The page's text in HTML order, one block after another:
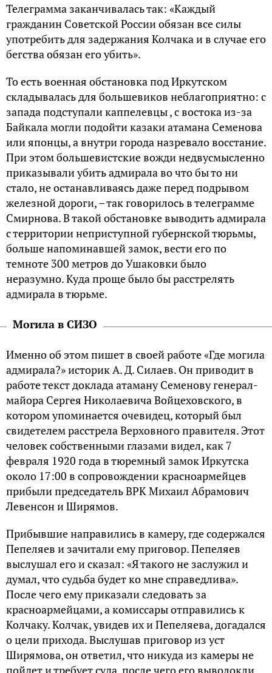
Телеграмма заканчивалась так: «Каждый
гражданин Советской России обязан все силы
употребить для задержания Колчака и в случае его
бегства обязан его убить».
То есть военная обстановка под Иркутском
складывалась для большевиков неблагоприятно: с
запада подступали каппелевцы , с востока из-за
Байкала могли подойти казаки атамана Семенова
или японцы, а внутри города назревало восстание.
При этом большевистские вожди недвусмысленно
приказывали убить адмирала во что бы то ни
стало, не останавливаясь даже перед подрывом
железной дороги, – так говорилось в телеграмме
Смирнова. В такой обстановке выводить адмирала
с территории неприступной губернской тюрьмы,
больше напоминавшей замок, вести его по
темноте 300 метров до Ушаковки было
неразумно. Куда проще было бы расстрелять
адмирала в тюрьме.
Могила в СИЗО
Именно об этом пишет в своей работе «Где могила
адмирала?» историк А. Д. Силаев. Он приводит в
работе текст доклада атаману Семенову генерал-
майора Сергея Николаевича Войцеховского, в
котором упоминается очевидец, который был
свидетелем расстрела Верховного правителя. Этот
человек собственными глазами видел, как 7
февраля 1920 года в тюремный замок Иркутска
около 17:00 в сопровождении красноармейцев
прибыли председатель ВРК Михаил Абрамович
Левенсон и Ширямов.
Прибывшие направились в камеру, где содержался
Пепеляев и зачитали ему приговор. Пепеляев
выслушал его и сказал: «Я такого не заслужил и
думал, что судьба будет ко мне справедлива».
После чего ему приказали следовать за
красноармейцами, а комиссары отправились к
Колчаку. Колчак, увидев их и Пепеляева, догадался
о цели прихода. Выслушав приговор из уст
Ширямова, он ответил, что никуда из камеры не
пойдет и требует суда, после чего его выволокли